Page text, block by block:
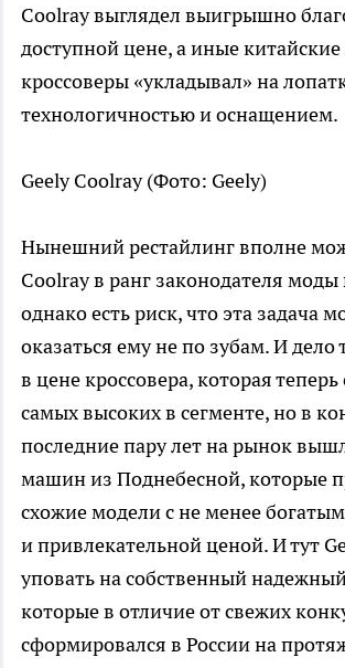
Coolray выглядел выигрышно
доступной цене, а иные
кроссоверы «укладывал» на
технологичностью и оснащением.
Geely Coolray (Фото: Geely)
Нынешний рестайлинг вполне
Coolray в ранг законодателя моды
однако есть риск, что эта задача
оказаться ему не по зубам. И дело
в цене кроссовера, которая теперь
самых высоких в сегменте, но в
последние пару лет на рынок
машин из Поднебесной, которые
схожие модели с не менее
и привлекательной ценой. И тут
уповать на собственный
которые в отличие от свежих
сформировался в России на